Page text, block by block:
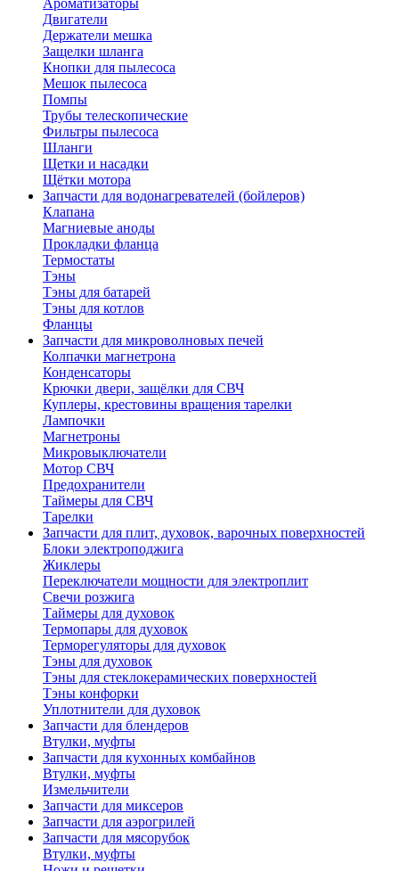
Ароматизаторы
Двигатели
Держатели мешка
Защелки шланга
Кнопки для пылесоса
Мешок пылесоса
Помпы
Трубы телескопические
Фильтры пылесоса
Шланги
Щетки и насадки
Щётки мотора
Запчасти для водонагревателей (бойлеров)
Клапана
Магниевые аноды
Прокладки фланца
Термостаты
Тэны
Тэны для батарей
Тэны для котлов
Фланцы
Запчасти для микроволновых печей
Колпачки магнетрона
Конденсаторы
Крючки двери, защёлки для СВЧ
Куплеры, крестовины вращения тарелки
Лампочки
Магнетроны
Микровыключатели
Мотор СВЧ
Предохранители
Таймеры для СВЧ
Тарелки
Запчасти для плит, духовок, варочных поверхностей
Блоки электроподжига
Жиклеры
Переключатели мощности для электроплит
Свечи розжига
Таймеры для духовок
Термопары для духовок
Терморегуляторы для духовок
Тэны для духовок
Тэны для стеклокерамических поверхностей
Тэны конфорки
Уплотнители для духовок
Запчасти для блендеров
Втулки, муфты
Запчасти для кухонных комбайнов
Втулки, муфты
Измельчители
Запчасти для миксеров
Запчасти для аэрогрилей
Запчасти для мясорубок
Втулки, муфты